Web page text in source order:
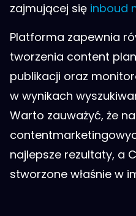
zajmującej się inboud
Platforma zapewnia
tworzenia content
publikacji oraz
w wynikach
Warto zauważyć, że
najlepsze rezultaty, a
stworzone właśnie w